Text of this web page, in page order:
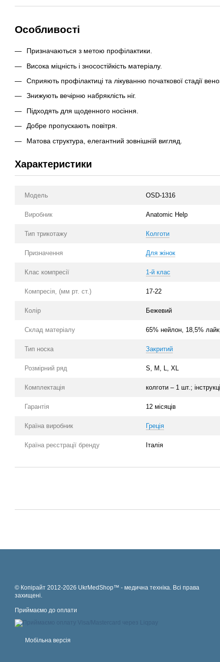
Особливості
Призначаються з метою профілактики.
Висока міцність і зносостійкість матеріалу.
Сприяють профілактиці та лікуванню початкової стадії
Знижують вечірню набряклість ніг.
Підходять для щоденного носіння.
Добре пропускають повітря.
Матова структура, елегантний зовнішній вигляд.
Характеристики
Модель OSD-1316
Виробник Anatomic Help
Тип трикотажу Колготи
Призначення Для жінок
Клас компресії 1-й клас
Компресія, (мм рт. ст.) 17-22
Колір Бежевий
Склад матеріалу 65% нейлон, 18,5%
Тип носка Закритий
Розмірний ряд S, M, L, XL
Комплектація колготи – 1 шт.;
Гарантія 12 місяців
Країна виробник Греція
Країна реєстрації бренду Італія
© Копірайт 2012-2026 UkrMedShop™ - медична техніка. Всі права
захищені.
Приймаємо до оплати
Мобільна версія